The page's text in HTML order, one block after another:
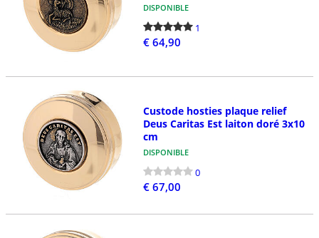
DISPONIBLE
1
€ 64,90
Custode hosties plaque relief
Deus Caritas Est laiton doré 3x10
cm
DISPONIBLE
0
€ 67,00